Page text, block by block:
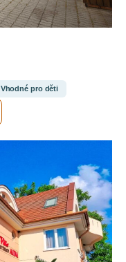
Vhodné pro děti